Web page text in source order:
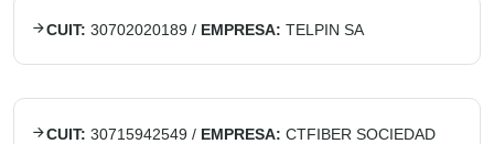
CUIT: 30702020189 / EMPRESA: TELPIN SA
CUIT: 30715942549 / EMPRESA: CTFIBER SOCIEDAD